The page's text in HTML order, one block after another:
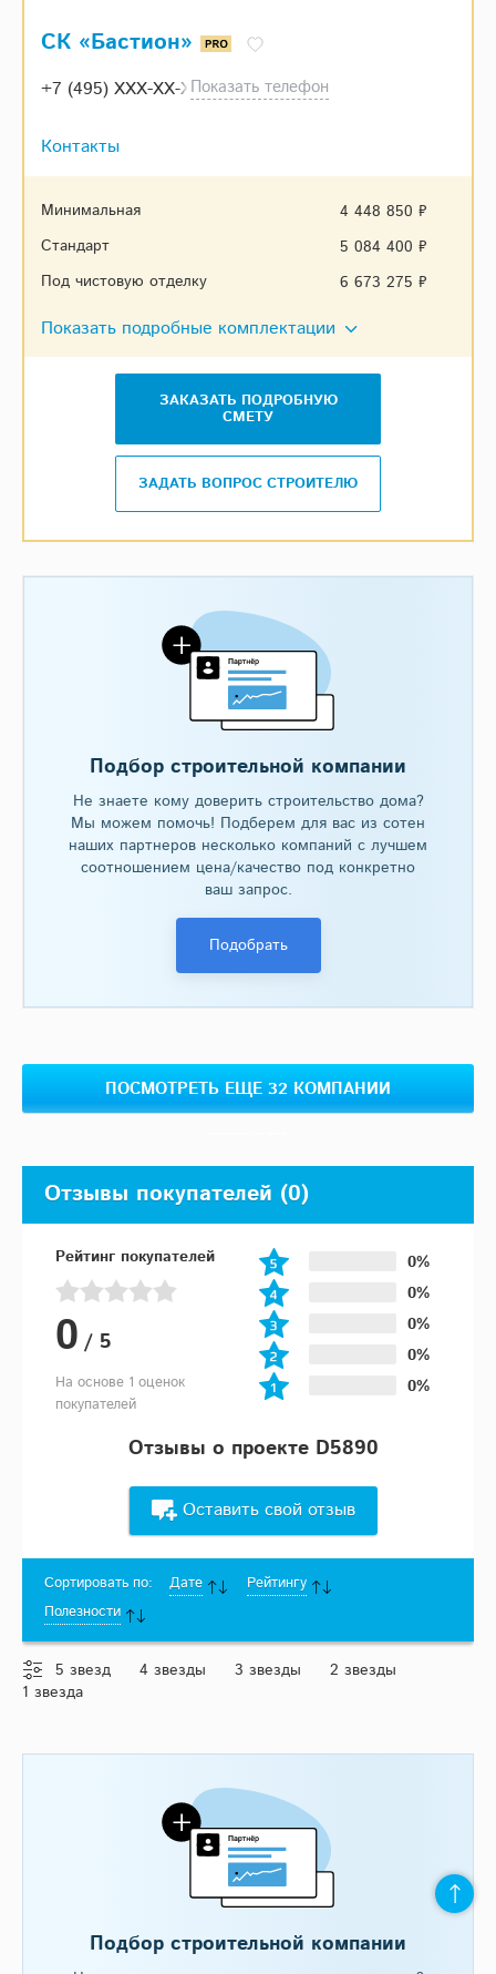
СК «Бастион»
+7 (495) XXX-XX-XXПоказать телефон
Контакты
Минимальная
4 448 850 ₽
Стандарт
5 084 400 ₽
Под чистовую отделку
6 673 275 ₽
Показать подробные комплектации
ЗАКАЗАТЬ ПОДРОБНУЮ
СМЕТУ
ЗАДАТЬ ВОПРОС СТРОИТЕЛЮ
Подбор строительной компании
Не знаете кому доверить строительство дома?
Мы можем помочь! Подберем для вас из сотен
наших партнеров несколько компаний с лучшем
соотношением цена/качество под конкретно
ваш запрос.
Подобрать
ПОСМОТРЕТЬ ЕЩЕ 32 КОМПАНИИ
Отзывы покупателей (0)
Рейтинг покупателей
0 / 5
На основе 1 оценок
покупателей
0%
0%
0%
0%
0%
Отзывы о проекте D5890
Оставить свой отзыв
Сортировать по: Дате
Рейтингу
Полезности
5 звезд 4 звезды 3 звезды
2 звезды
1 звезда
Подбор строительной компании